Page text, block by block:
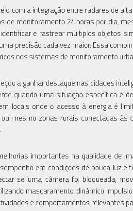
com a integração entre radares de
de monitoramento 24 horas por dia,
e rastrear múltiplos objetos
precisão cada vez maior. Essa
nos sistemas de monitoramento
a ganhar destaque nas cidades
quando uma situação específica é
locais onde o acesso à energia é
mesmo zonas rurais conectadas
importantes na qualidade de
em condições de pouca luz
se uma câmera foi bloqueada,
mascaramento dinâmico
e comportamentos relevantes